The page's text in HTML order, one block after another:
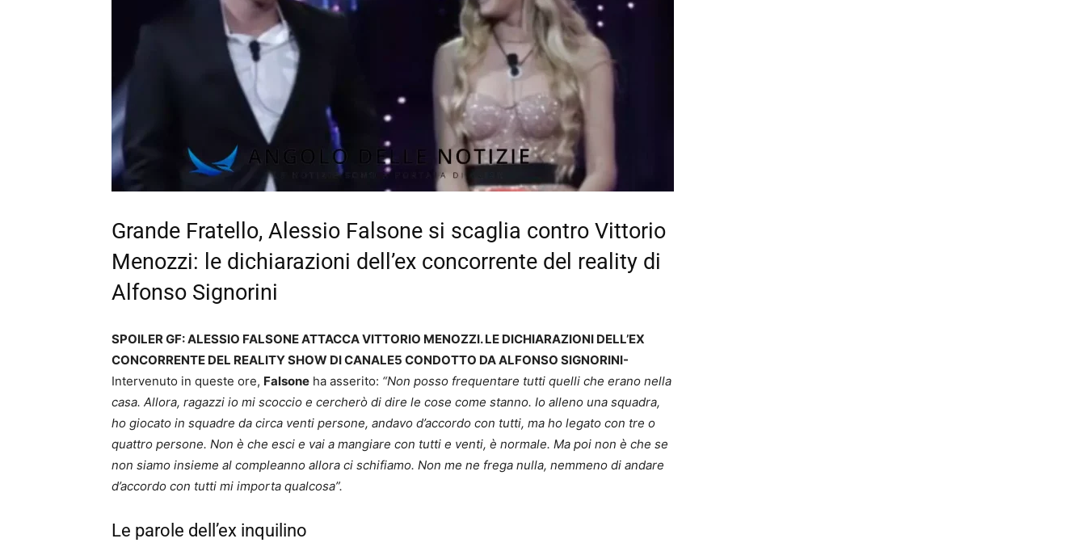
Grande Fratello, Alessio Falsone si scaglia contro Vittorio
Menozzi: le dichiarazioni dell’ex concorrente del reality di
Alfonso Signorini
SPOILER GF: ALESSIO FALSONE ATTACCA VITTORIO MENOZZI. LE DICHIARAZIONI DELL’EX
CONCORRENTE DEL REALITY SHOW DI CANALE5 CONDOTTO DA ALFONSO SIGNORINI-
Intervenuto in queste ore, Falsone ha asserito: “Non posso frequentare tutti quelli che erano nella
casa. Allora, ragazzi io mi scoccio e cercherò di dire le cose come stanno. Io alleno una squadra,
ho giocato in squadre da circa venti persone, andavo d’accordo con tutti, ma ho legato con tre o
quattro persone. Non è che esci e vai a mangiare con tutti e venti, è normale. Ma poi non è che se
non siamo insieme al compleanno allora ci schifiamo. Non me ne frega nulla, nemmeno di andare
d’accordo con tutti mi importa qualcosa”.
Le parole dell’ex inquilino